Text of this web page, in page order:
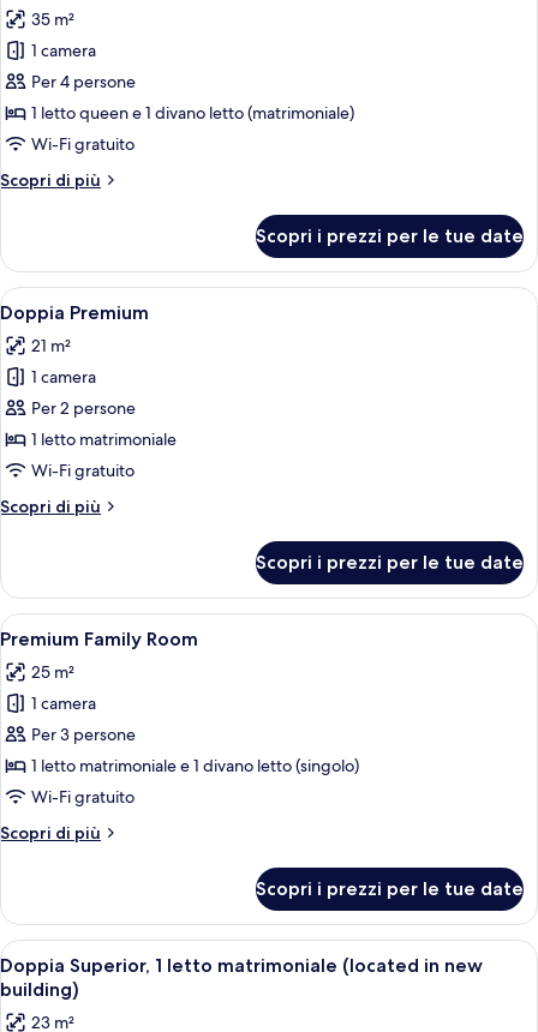
le
foto
per
Premium
Junior
35 m²
1 camera
Per 4 persone
1 letto queen e 1 divano letto (matrimoniale)
Wi-Fi gratuito
Scopri di più
Altri
Junior
Suite
Scopri i prezzi per le tue date
Apri
tutte
le
foto
per
Doppia
Premium
Doppia Premium | Biancheria da
8
Doppia Premium
21 m²
1 camera
Per 2 persone
1 letto matrimoniale
Wi-Fi gratuito
Scopri di più
Altri
Premium
Scopri i prezzi per le tue date
Apri
tutte
le
foto
per
Premium
Family
Una camera d'albergo con un letto
8
Premium Family Room
25 m²
1 camera
Per 3 persone
1 letto matrimoniale e 1 divano letto (singolo)
Wi-Fi gratuito
Scopri di più
Altri
Family
Room
Scopri i prezzi per le tue date
Apri
tutte
le
Una moderna camera d'albergo
4
Doppia Superior, 1 letto matrimoniale (located in new
building)
23 m²